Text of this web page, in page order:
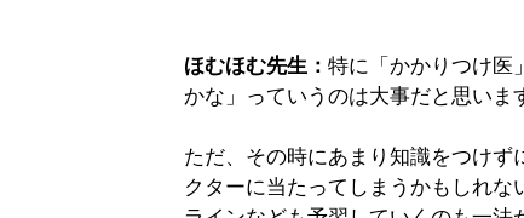
ほむほむ先生： 特に「かかりつけ医
かな」っていうのは大事だと思いま
ただ、その時にあまり知識をつけ
クターに当たってしまうかもしれ